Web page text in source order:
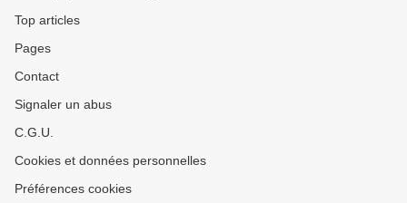
Top articles
Pages
Contact
Signaler un abus
C.G.U.
Cookies et données personnelles
Préférences cookies